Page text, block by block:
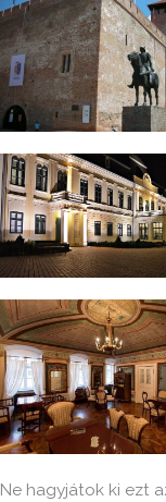
Ne hagyjátok ki ezt